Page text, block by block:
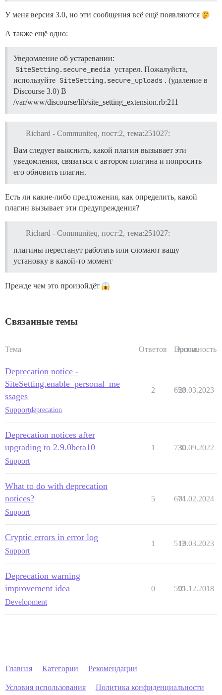
У меня версия 3.0, но эти сообщения всё ещё появляются
А также ещё одно:
Уведомление об устаревании:
SiteSetting.secure_media устарел. Пожалуйста,
используйте SiteSetting.secure_uploads . (удаление в
Discourse 3.0) В
/var/www/discourse/lib/site_setting_extension.rb:211
Richard - Communiteq, пост:2, тема:251027:
Вам следует выяснить, какой плагин вызывает эти
уведомления, связаться с автором плагина и попросить
его обновить плагин.
Есть ли какие-либо предложения, как определить, какой
плагин вызывает эти предупреждения?
Richard - Communiteq, пост:2, тема:251027:
плагины перестанут работать или сломают вашу
установку в какой-то момент
Прежде чем это произойдёт
Связанные темы
Тема Ответов Просм.
Активность
Deprecation notice -
SiteSetting.enable_personal_me
ssages
Supportdeprecation
2 658
20.03.2023
Deprecation notices after
upgrading to 2.9.0beta10
Support
1 730
30.09.2022
What to do with deprecation
notices?
Support
5 674
01.02.2024
Cryptic errors in error log
Support
1 513
10.03.2023
Deprecation warning
improvement idea
Development
0 595
01.12.2018
Главная Категории Рекомендации
Условия использования Политика конфиденциальности